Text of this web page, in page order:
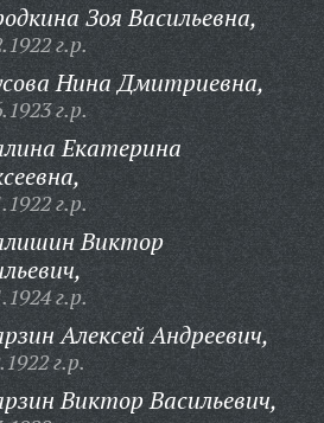
Зоя Васильевна,
г.р.
Нина Дмитриевна,
г.р.
Екатерина
г.р.
Виктор
г.р.
Алексей Андреевич,
г.р.
Виктор Васильевич,